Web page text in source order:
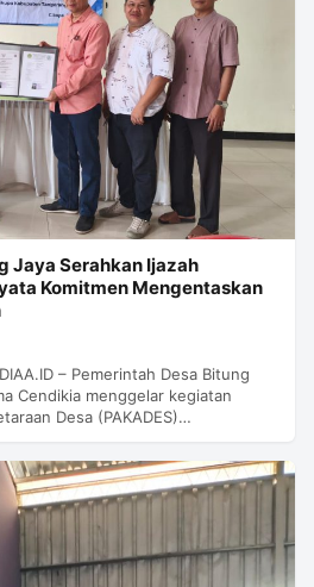
Jaya Serahkan Ijazah
Komitmen Mengentaskan
– Pemerintah Desa Bitung
Cendikia menggelar kegiatan
Desa (PAKADES)…